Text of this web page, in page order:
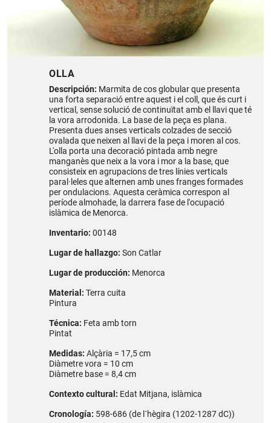
OLLA
Descripción: Marmita de cos globular que presenta
una forta separació entre aquest i el coll, que és curt i
vertical, sense solució de continuïtat amb el llavi que té
la vora arrodonida. La base de la peça es plana.
Presenta dues anses verticals colzades de secció
ovalada que neixen al llavi de la peça i moren al cos.
L'olla porta una decoració pintada amb negre
manganès que neix a la vora i mor a la base, que
consisteix en agrupacions de tres línies verticals
paral·leles que alternen amb unes franges formades
per ondulacions. Aquesta ceràmica correspon al
període almohade, la darrera fase de l'ocupació
islàmica de Menorca.
Inventario: 00148
Lugar de hallazgo: Son Catlar
Lugar de producción: Menorca
Material: Terra cuita
Pintura
Técnica: Feta amb torn
Pintat
Medidas: Alçària = 17,5 cm
Diàmetre vora = 10 cm
Diàmetre base = 8,4 cm
Contexto cultural: Edat Mitjana, islàmica
Cronología: 598-686 (de l´hègira (1202-1287 dC))